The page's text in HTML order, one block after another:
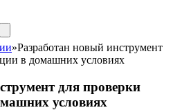
»Разработан новый инструмент
в домашних условиях
для проверки
условиях